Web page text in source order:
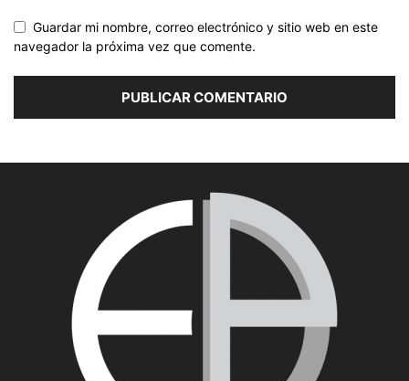
Guardar mi nombre, correo electrónico y sitio web en este
navegador la próxima vez que comente.